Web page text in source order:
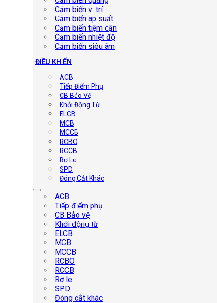
Cảm biến vị trí
Cảm biến áp suất
Cảm biến tiệm cận
Cảm biến nhiệt độ
Cảm biến siêu âm
ĐIỀU KHIỂN
ACB
Tiếp Điểm Phụ
CB Bảo Vệ
Khởi Động Từ
ELCB
MCB
MCCB
RCBO
RCCB
Rơ Le
SPD
Đóng Cắt Khác
ACB
Tiếp điểm phụ
CB Bảo vệ
Khởi động từ
ELCB
MCB
MCCB
RCBO
RCCB
Rơ le
SPD
Đóng cắt khác